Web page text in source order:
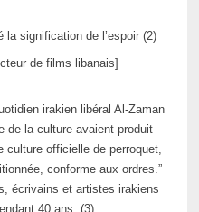
la signification de l’espoir (2)
de films libanais]
irakien libéral Al-Zaman
de la culture avaient produit
culture officielle de perroquet,
conforme aux ordres.”
écrivains et artistes irakiens
40 ans. (3)